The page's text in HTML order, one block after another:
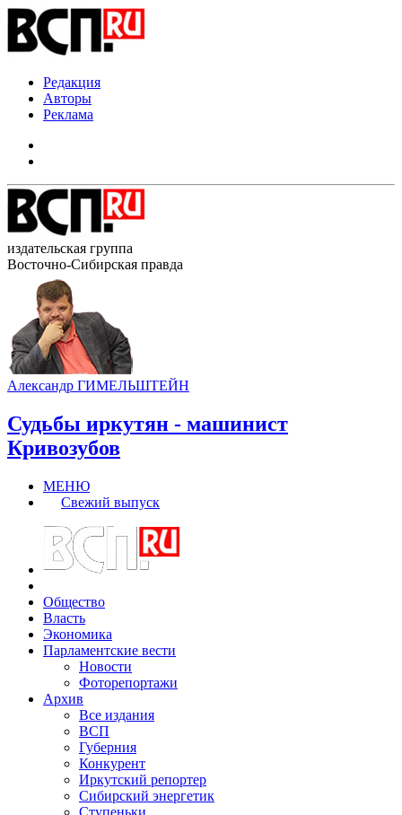
Редакция
Авторы
Реклама
издательская группа
Восточно-Сибирская правда
Александр ГИМЕЛЬШТЕЙН
Судьбы иркутян - машинист
Кривозубов
МЕНЮ
Свежий выпуск
Общество
Власть
Экономика
Парламентские вести
Новости
Фоторепортажи
Архив
Все издания
ВСП
Губерния
Конкурент
Иркутский репортер
Сибирский энергетик
Ступеньки